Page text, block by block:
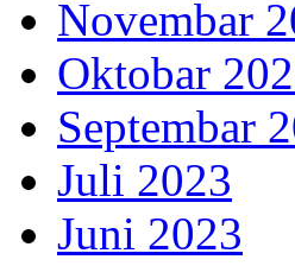
Novembar
Oktobar
Septembar
Juli 2023
Juni 2023